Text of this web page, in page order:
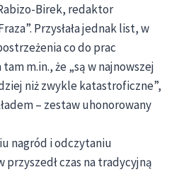
Birek, redaktor
Przysłała jednak list, w
co do prac
m.in., że „są w najnowszej
niż zwykle katastroficzne”,
– zestaw uhonorowany
nagród i odczytaniu
czas na tradycyjną